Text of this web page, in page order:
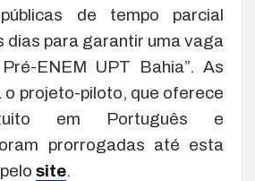
de tempo parcial
dias para garantir uma vaga
ENEM UPT Bahia”. As
o projeto-piloto, que oferece
em Português e
prorrogadas até esta
site.